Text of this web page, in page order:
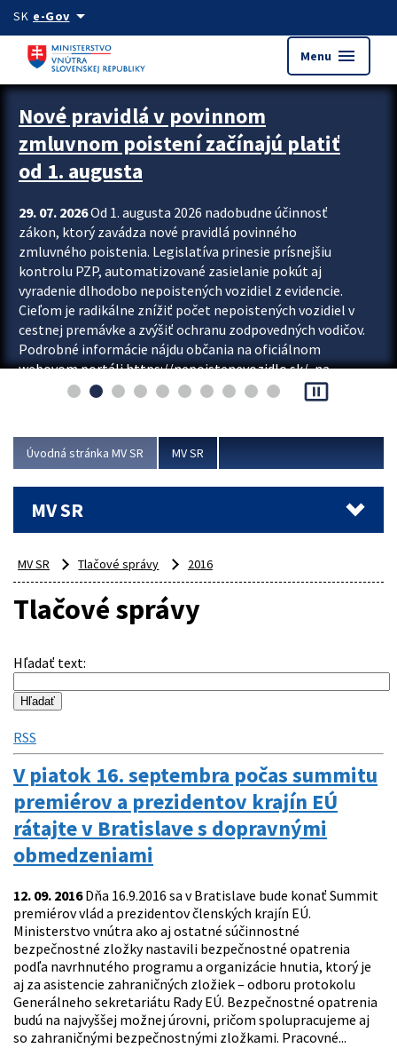
Preskocit na hlavný obsah
SK e-Govarrow_drop_down
Menu menu
Zastavit automatický posun upútavok
Nové pravidlá v povinnom
zmluvnom poistení začínajú platiť
od 1. augusta
29. 07. 2026Od 1. augusta 2026 nadobudne účinnosť
zákon, ktorý zavádza nové pravidlá povinného
zmluvného poistenia. Legislatíva prinesie prísnejšiu
kontrolu PZP, automatizované zasielanie pokút aj
vyradenie dlhodobo nepoistených vozidiel z evidencie.
Cieľom je radikálne znížiť počet nepoistených vozidiel v
cestnej premávke a zvýšiť ochranu zodpovedných vodičov.
Podrobné informácie nájdu občania na oficiálnom
webovom portáli https://nepoistenevozidlo.sk/, na
ktorom od augusta pribudne aj možnosť overiť si...
pause_presentation
Úvodná stránka MV SR MV SR
MV SR
MV SR Tlačové správy 2016
Tlačové správy
Hľadať text:
RSS
V piatok 16. septembra počas summitu
premiérov a prezidentov krajín EÚ
rátajte v Bratislave s dopravnými
obmedzeniami
12. 09. 2016Dňa 16.9.2016 sa v Bratislave bude konať Summit
premiérov vlád a prezidentov členských krajín EÚ.
Ministerstvo vnútra ako aj ostatné súčinnostné
bezpečnostné zložky nastavili bezpečnostné opatrenia
podľa navrhnutého programu a organizácie hnutia, ktorý je
aj za asistencie zahraničných zložiek – odboru protokolu
Generálneho sekretariátu Rady EÚ. Bezpečnostné opatrenia
budú na najvyššej možnej úrovni, pričom spolupracujeme aj
so zahraničnými bezpečnostnými zložkami. Pracovné...